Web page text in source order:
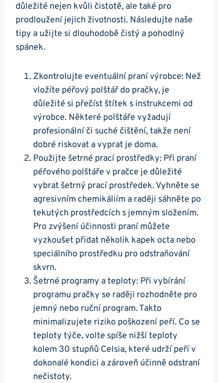
důležité nejen kvůli čistotě, ale také pro
prodloužení jejich životnosti. Následujte naše
tipy a užijte si dlouhodobě čistý a pohodlný
spánek.
Zkontrolujte eventuální praní výrobce: Než
vložíte péřový polštář do pračky, je
důležité si přečíst štítek s instrukcemi od
výrobce. Některé polštáře vyžadují
profesionální či suché čištění, takže není
dobré riskovat a vyprat je doma.
Použijte šetrné prací prostředky: Při praní
péřového polštáře v pračce je důležité
vybrat šetrný prací prostředek. Vyhněte se
agresivním chemikáliím a raději sáhněte po
tekutých prostředcích s jemným složením.
Pro zvýšení účinnosti praní můžete
vyzkoušet přidat několik kapek octa nebo
speciálního prostředku pro odstraňování
skvrn.
Šetrné programy a teploty: Při vybírání
programu pračky se raději rozhodněte pro
jemný nebo ruční program. Takto
minimalizujete riziko poškození peří. Co se
teploty týče, volte spíše nižší teploty
kolem 30 stupňů Celsia, které udrží peří v
dokonalé kondici a zároveň účinně odstraní
nečistoty.